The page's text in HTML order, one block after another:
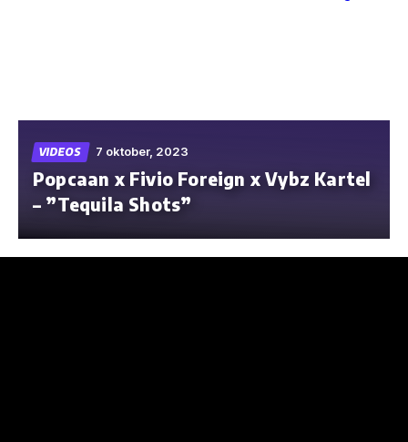
content
VIDEOS 7 oktober, 2023
Popcaan x Fivio Foreign x Vybz Kartel
– ”Tequila Shots”